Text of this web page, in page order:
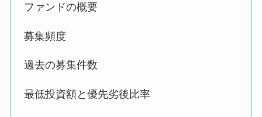
ファンドの概要
募集頻度
過去の募集件数
最低投資額と優先劣後比率